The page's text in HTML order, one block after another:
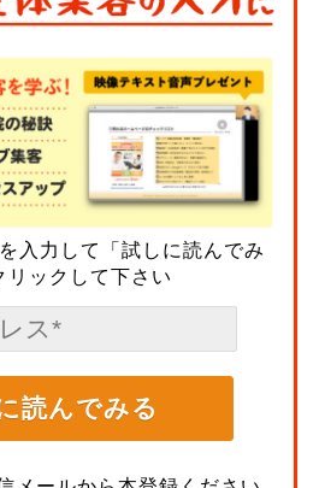
入力して「試しに読んでみ
リックして下さい